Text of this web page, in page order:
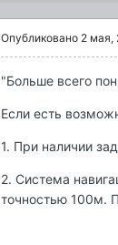
Опубликовано 2 мая,
"Больше всего
Если есть
1. При наличии
2. Система
точностью 100м.